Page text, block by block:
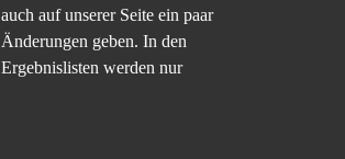
auch auf unserer Seite ein paar
Änderungen geben. In den
Ergebnislisten werden nur